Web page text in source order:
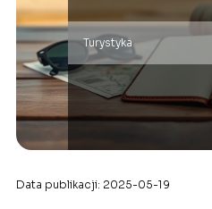
Turystyka
Data publikacji: 2025-05-19